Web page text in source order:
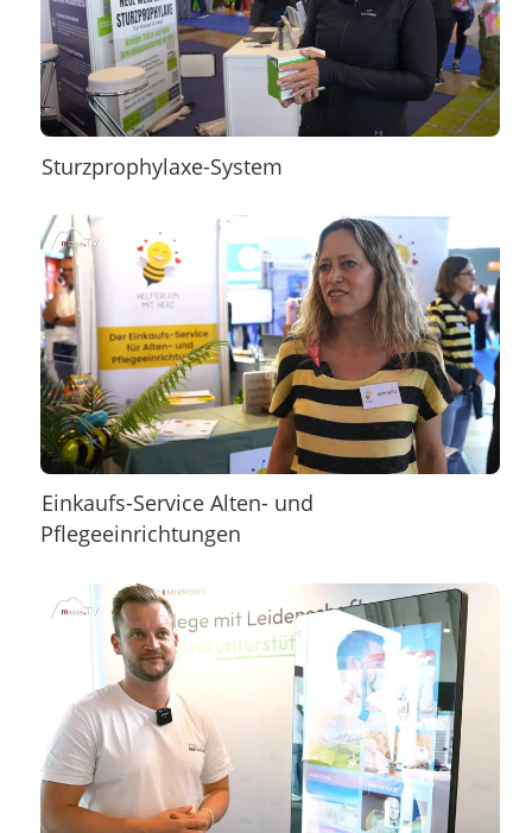
Sturzprophylaxe-System
Einkaufs-Service Alten- und
Pflegeeinrichtungen